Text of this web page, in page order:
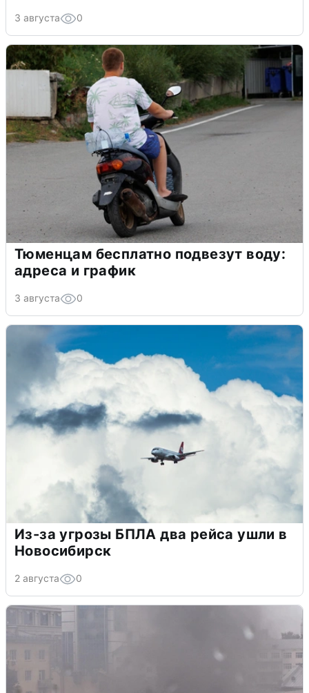
3 августа 0
Тюменцам бесплатно подвезут воду:
адреса и график
3 августа 0
Из-за угрозы БПЛА два рейса ушли в
Новосибирск
2 августа 0